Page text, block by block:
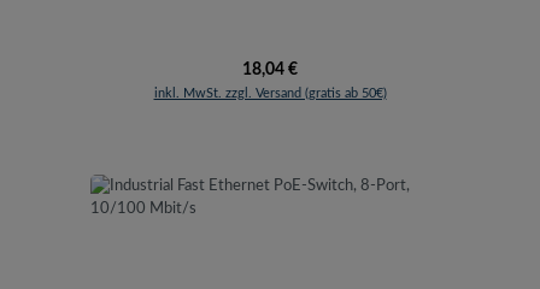
Regulärer Preis:
18,04 €
inkl. MwSt. zzgl. Versand (gratis ab 50€)